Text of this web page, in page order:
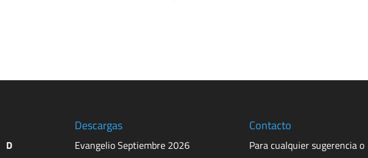
D
Descargas
Evangelio Septiembre 2026
Contacto
Para cualquier sugerencia o